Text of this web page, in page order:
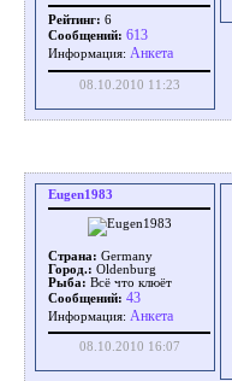
Рейтинг: 6
Сообщений: 613
Информация: Aнкета
08.10.2010 11:23
Eugen1983
Страна: Germany
Город.: Oldenburg
Рыба: Всё что клюёт
Сообщений: 43
Информация: Aнкета
08.10.2010 16:07